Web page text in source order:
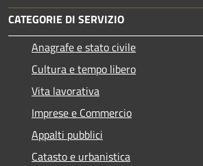
CATEGORIE DI SERVIZIO
Anagrafe e stato civile
Cultura e tempo libero
Vita lavorativa
Imprese e Commercio
Appalti pubblici
Catasto e urbanistica